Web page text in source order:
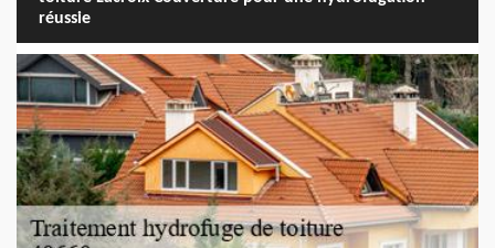
réussie